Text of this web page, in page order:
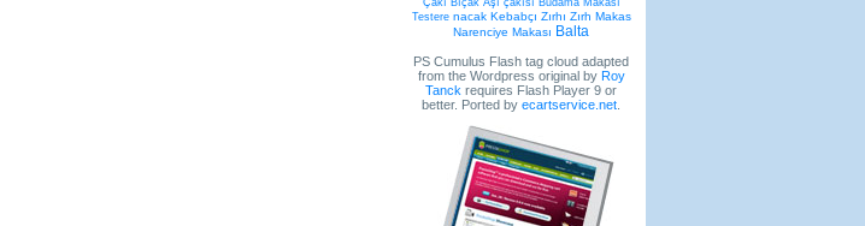
Testere nacak Kebabçı Zırhı Zırh Makas
Narenciye Makası Balta
PS Cumulus Flash tag cloud adapted
from the Wordpress original by Roy
Tanck requires Flash Player 9 or
better. Ported by ecartservice.net